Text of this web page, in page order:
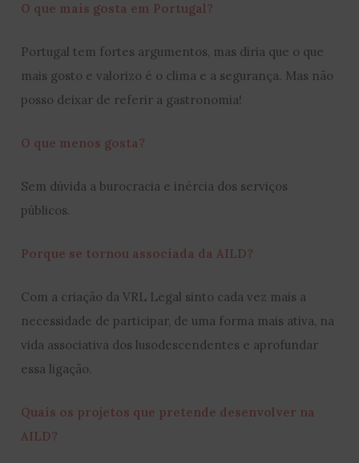
O que mais gosta em Portugal?
Portugal tem fortes argumentos, mas diria que o que
mais gosto e valorizo é o clima e a segurança. Mas não
posso deixar de referir a gastronomia!
O que menos gosta?
Sem dúvida a burocracia e inércia dos serviços
públicos.
Porque se tornou associada da AILD?
Com a criação da VRL Legal sinto cada vez mais a
necessidade de participar, de uma forma mais ativa, na
vida associativa dos lusodescendentes e aprofundar
essa ligação.
Quais os projetos que pretende desenvolver na
AILD?